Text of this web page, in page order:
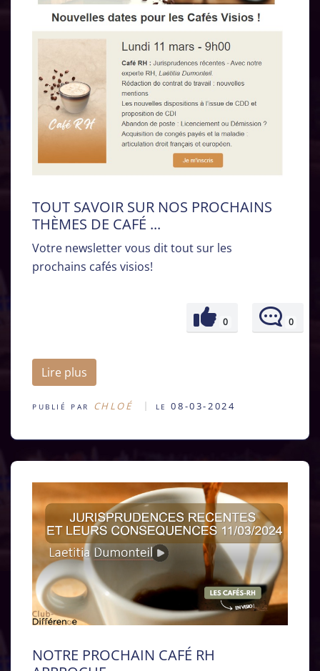
TOUT SAVOIR SUR NOS PROCHAINS
THÈMES DE CAFÉ ...
Votre newsletter vous dit tout sur les
prochains cafés visios!
0 0
Lire plus
PUBLIÉ PAR CHLOÉ LE 08-03-2024
NOTRE PROCHAIN CAFÉ RH